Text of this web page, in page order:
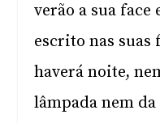
verão a sua face
escrito nas suas
haverá noite,
lâmpada nem